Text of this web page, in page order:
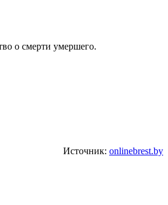
о смерти умершего.
Источник: onlinebrest.by